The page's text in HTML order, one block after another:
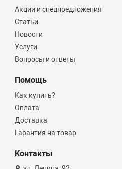
Акции и спецпредложения
Статьи
Новости
Услуги
Вопросы и ответы
Помощь
Как купить?
Оплата
Доставка
Гарантия на товар
Контакты